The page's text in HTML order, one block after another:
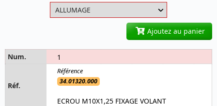
Ajoutez au panier
1
34.01320.000
ECROU M10X1,25 FIXAGE VOLANT